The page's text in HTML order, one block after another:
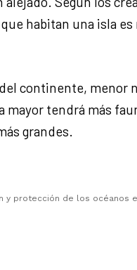
habitan una isla
continente,
mayor tendrá más
grandes.
y protección de los océanos